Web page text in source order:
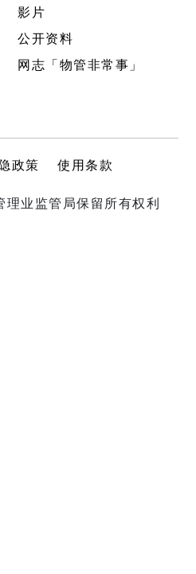
影片
公开资料
网志「物管非常事」
政策 使用条款
业监管局保留所有权利